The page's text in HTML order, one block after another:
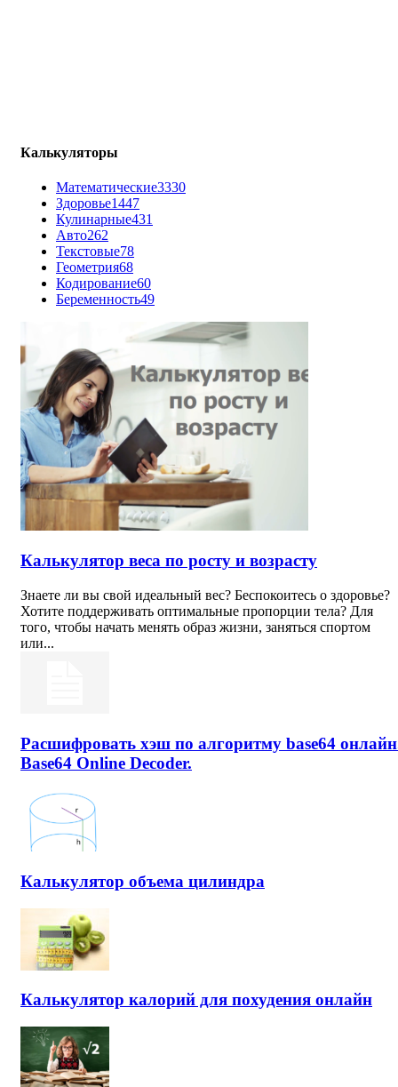
Калькуляторы
Математические3330
Здоровье1447
Кулинарные431
Авто262
Текстовые78
Геометрия68
Кодирование60
Беременность49
Калькулятор веса по росту и возрасту
Знаете ли вы свой идеальный вес? Беспокоитесь о здоровье?
Хотите поддерживать оптимальные пропорции тела? Для
того, чтобы начать менять образ жизни, заняться спортом
или...
Расшифровать хэш по алгоритму base64
Base64 Online Decoder.
Калькулятор объема цилиндра
Калькулятор калорий для похудения онлайн